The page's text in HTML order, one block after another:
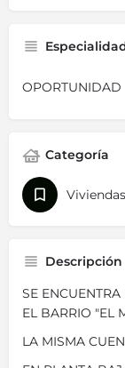
OPORTUNIDAD
Categoría
Viviendas
Descripción
SE
EL BARRIO "EL
LA MISMA